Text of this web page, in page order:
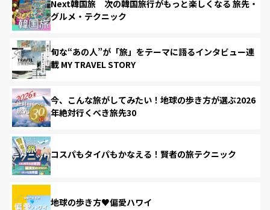
Next韓国旅 次の韓国旅行がもっと楽しくなる 旅先・
グルメ・テクニック
旬な“あの人”が「旅」をテーマに語るインタビュー連
載 MY TRAVEL STORY
今、こんな旅がしてみたい！地球の歩き方が選ぶ2026
年絶対行くべき旅先30
コスパもタイパもかなえる！賢者の旅テクニック
地球の歩き方♥偏愛ハワイ